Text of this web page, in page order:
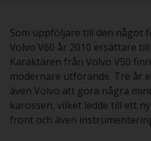
Som uppföljare till den något
Volvo V60 år 2010 ersättare
Karaktären från Volvo V50
modernare utförande. Tre år
även Volvo att göra några
karossen, vilket ledde till ett
front och även